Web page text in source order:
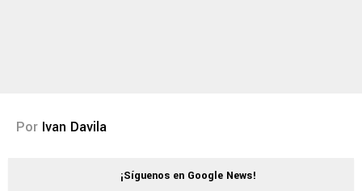
Por Ivan Davila
¡Síguenos en Google News!